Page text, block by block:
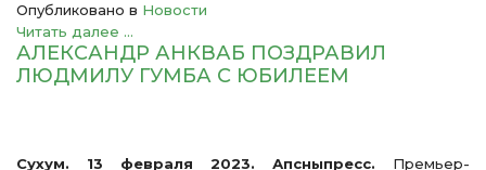
Опубликовано в Новости
Читать далее ...
АЛЕКСАНДР АНКВАБ ПОЗДРАВИЛ
ЛЮДМИЛУ ГУМБА С ЮБИЛЕЕМ
Сухум. 13 февраля 2023. Апсныпресс. Премьер-